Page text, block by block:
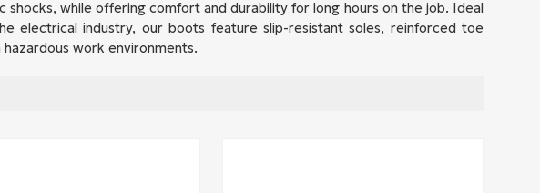
while offering comfort and durability for long hours on the job. Ideal
electrical industry, our boots feature slip-resistant soles, reinforced toe
work environments.